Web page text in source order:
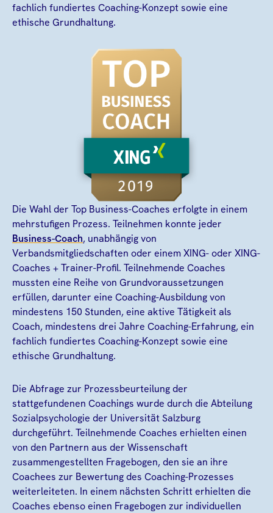
fachlich fundiertes Coaching-Konzept sowie eine
ethische Grundhaltung.
Die Wahl der Top Business-Coaches erfolgte in einem
mehrstufigen Prozess. Teilnehmen konnte jeder
Business-Coach, unabhängig von
Verbandsmitgliedschaften oder einem XING- oder XING-
Coaches + Trainer-Profil. Teilnehmende Coaches
mussten eine Reihe von Grundvoraussetzungen
erfüllen, darunter eine Coaching-Ausbildung von
mindestens 150 Stunden, eine aktive Tätigkeit als
Coach, mindestens drei Jahre Coaching-Erfahrung, ein
fachlich fundiertes Coaching-Konzept sowie eine
ethische Grundhaltung.
Die Abfrage zur Prozessbeurteilung der
stattgefundenen Coachings wurde durch die Abteilung
Sozialpsychologie der Universität Salzburg
durchgeführt. Teilnehmende Coaches erhielten einen
von den Partnern aus der Wissenschaft
zusammengestellten Fragebogen, den sie an ihre
Coachees zur Bewertung des Coaching-Prozesses
weiterleiteten. In einem nächsten Schritt erhielten die
Coaches ebenso einen Fragebogen zur individuellen